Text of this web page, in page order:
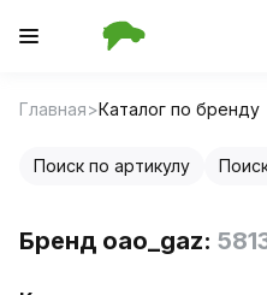
Главная Каталог по бренду
Поиск по артикулу
Бренд oao_gaz: